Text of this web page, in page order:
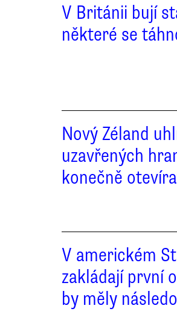
V Británii bují
některé se
Nový Zéland
uzavřených
konečně
V americkém
zakládají první
by měly